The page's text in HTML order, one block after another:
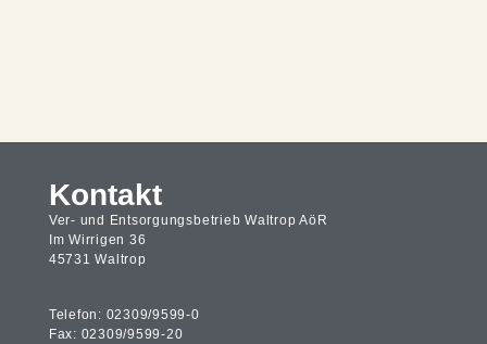
Kontakt
Ver- und Entsorgungsbetrieb Waltrop AöR
Im Wirrigen 36
45731 Waltrop
Telefon: 02309/9599-0
Fax: 02309/9599-20